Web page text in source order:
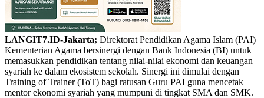
LANGIT7.ID-Jakarta; Direktorat Pendidikan Agama Islam (PAI)
Kementerian Agama bersinergi dengan Bank Indonesia (BI) untuk
memasukkan pendidikan tentang nilai-nilai ekonomi dan keuangan
syariah ke dalam ekosistem sekolah. Sinergi ini dimulai dengan
Training of Trainer (ToT) bagi ratusan Guru PAI guna mencetak
mentor ekonomi syariah yang mumpuni di tingkat SMA dan SMK.